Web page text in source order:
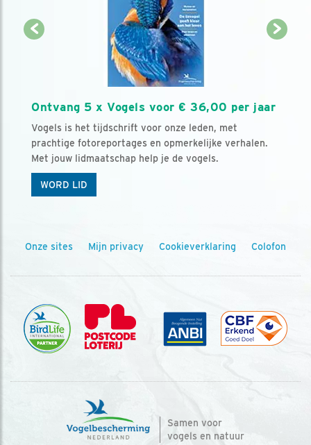
Ontvang 5 x Vogels voor € 36,00 per jaar
Vogels is het tijdschrift voor onze leden, met
prachtige fotoreportages en opmerkelijke verhalen.
Met jouw lidmaatschap help je de vogels.
WORD LID
Onze sites Mijn privacy Cookieverklaring Colofon
Samen voor
vogels en natuur